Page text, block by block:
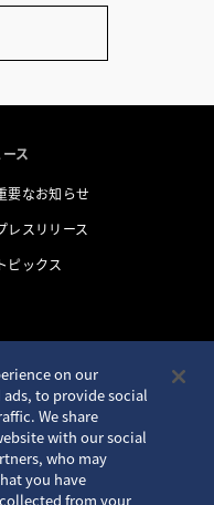
ス
要なお知らせ
レスリリース
ピックス
セシビリティ
トご利用案内
イトマップ
on our
to provide social
We share
with our social
who may
you have
from your